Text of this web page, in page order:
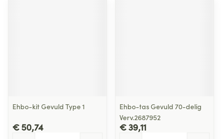
Ehbo-kit Gevuld Type 1
€ 50,74
Ehbo-tas Gevuld 70-delig
Verv.2687952
€ 39,11